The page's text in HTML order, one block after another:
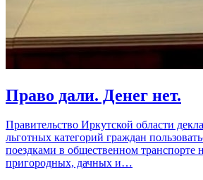
Право дали. Денег нет.
Правительство Иркутской области
льготных категорий граждан
поездками в общественном транспорте
пригородных, дачных и…